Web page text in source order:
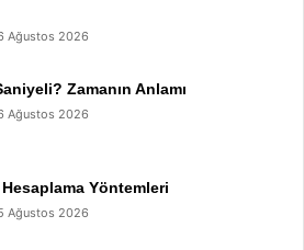
Ağustos 2026
Zamanın Anlamı
Ağustos 2026
Hesaplama Yöntemleri
Ağustos 2026